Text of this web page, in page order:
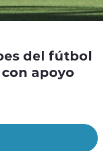
del fútbol
apoyo